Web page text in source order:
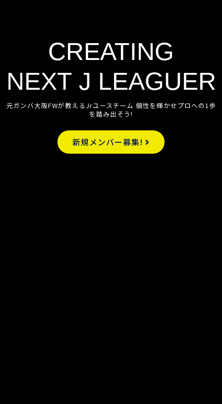
CREATING
NEXT J LEAGUER
元ガンバ大阪FWが教えるJrユースチーム 個性を輝かせプロへの1歩
を踏み出そう!
新規メンバー募集!